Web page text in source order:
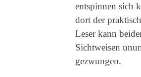
entspinnen sich
dort der
Leser kann
Sichtweisen
gezwungen.